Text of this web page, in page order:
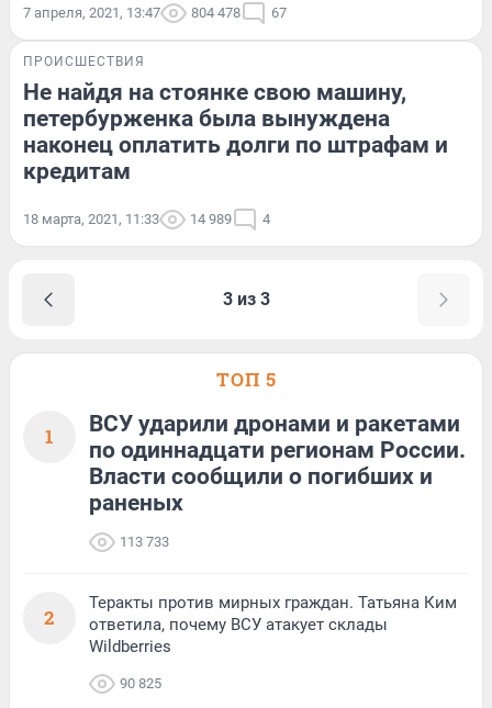
7 апреля, 2021, 13:47 804 478 67
ПРОИСШЕСТВИЯ
Не найдя на стоянке свою машину,
петербурженка была вынуждена
наконец оплатить долги по штрафам и
кредитам
18 марта, 2021, 11:33 14 989 4
3 из 3
ТОП 5
1
ВСУ ударили дронами и ракетами
по одиннадцати регионам России.
Власти сообщили о погибших и
раненых
113 733
2
Теракты против мирных граждан. Татьяна Ким
ответила, почему ВСУ атакует склады
Wildberries
90 825